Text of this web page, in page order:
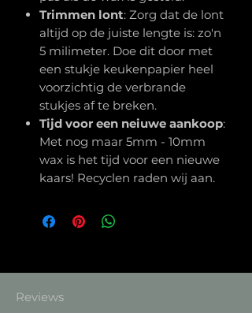
Trimmen lont: Zorg dat de lont
altijd op de juiste lengte is: zo'n
5 milimeter. Doe dit door met
een stukje keukenpapier heel
voorzichtig de verbrande
stukjes af te breken.
Tijd voor een neiuwe aankoop:
Met nog maar 5mm - 10mm
wax is het tijd voor een nieuwe
kaars! Recyclen raden wij aan.
Reviews